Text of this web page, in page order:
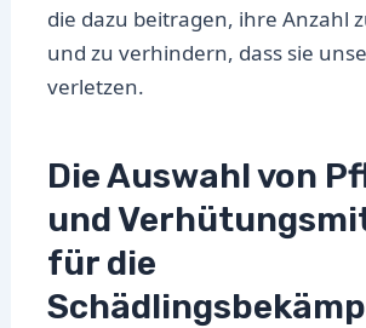
die dazu beitragen, ihre Anzahl
und zu verhindern, dass sie
verletzen.
Die Auswahl von
und
für die